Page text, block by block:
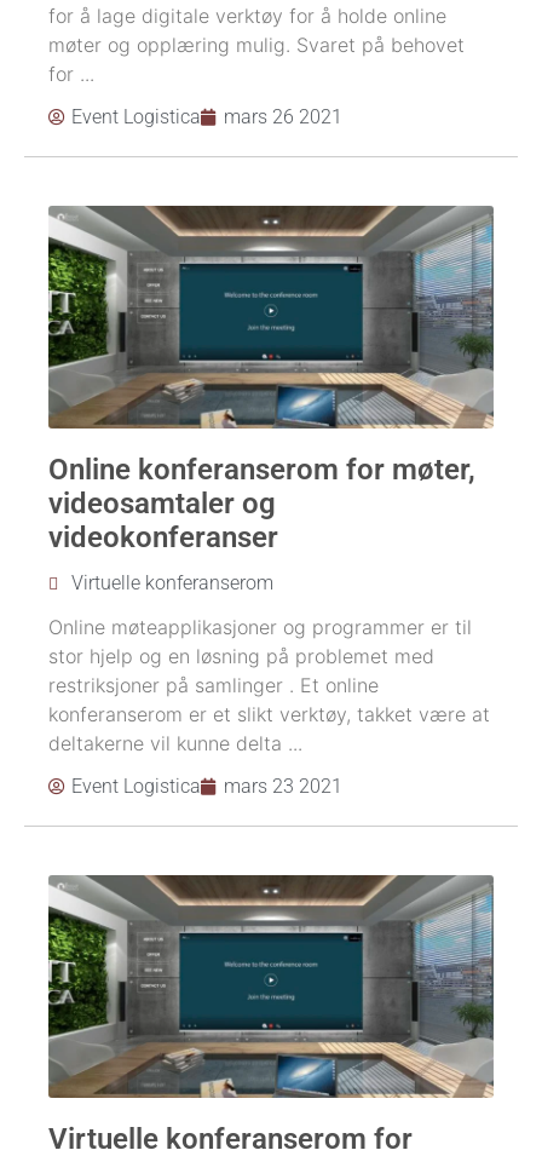
for å lage digitale verktøy for å holde online
møter og opplæring mulig. Svaret på behovet
for ...
Event Logistica mars 26 2021
Online konferanserom for møter,
videosamtaler og
videokonferanser
Virtuelle konferanserom
Online møteapplikasjoner og programmer er til
stor hjelp og en løsning på problemet med
restriksjoner på samlinger . Et online
konferanserom er et slikt verktøy, takket være at
deltakerne vil kunne delta ...
Event Logistica mars 23 2021
Virtuelle konferanserom for